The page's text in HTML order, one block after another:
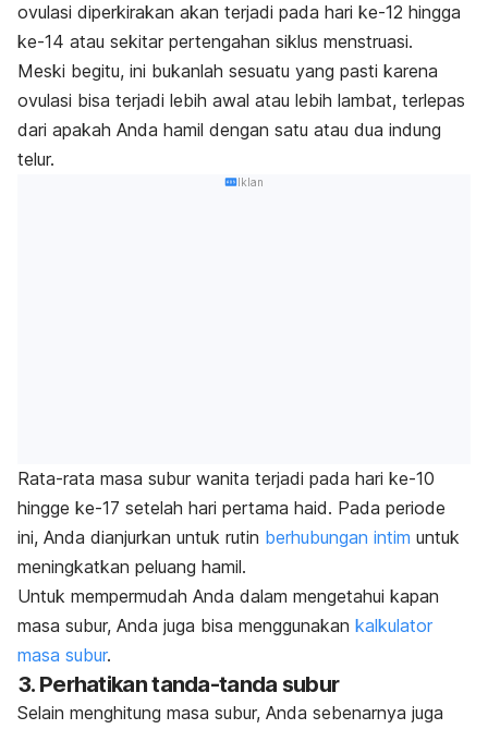
ovulasi diperkirakan akan terjadi pada hari ke-12 hingga
ke-14 atau sekitar pertengahan siklus menstruasi.
Meski begitu, ini bukanlah sesuatu yang pasti karena
ovulasi bisa terjadi lebih awal atau lebih lambat, terlepas
dari apakah Anda hamil dengan satu atau dua indung
telur.
Iklan
Rata-rata masa subur wanita terjadi pada hari ke-10
hingge ke-17 setelah hari pertama haid. Pada periode
ini, Anda dianjurkan untuk rutin berhubungan intim untuk
meningkatkan peluang hamil.
Untuk mempermudah Anda dalam mengetahui kapan
masa subur, Anda juga bisa menggunakan kalkulator
masa subur.
3. Perhatikan tanda-tanda subur
Selain menghitung masa subur, Anda sebenarnya juga